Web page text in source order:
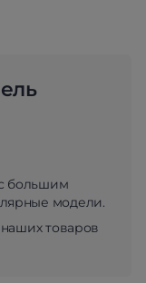
большим
модели.
товаров